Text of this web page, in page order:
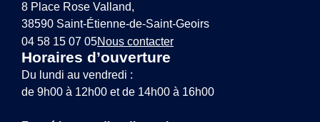
8 Place Rose Valland,
38590 Saint-Étienne-de-Saint-Geoirs
04 58 15 07 05Nous contacter
Horaires d’ouverture
Du lundi au vendredi :
de 9h00 à 12h00 et de 14h00 à 16h00